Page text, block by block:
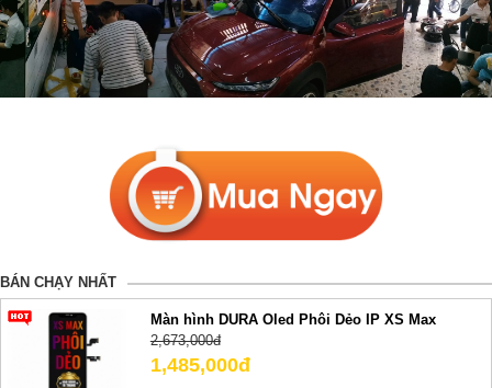
BÁN CHẠY NHẤT
Màn hình DURA Oled Phôi Dẻo IP XS Max
2,673,000đ
1,485,000đ